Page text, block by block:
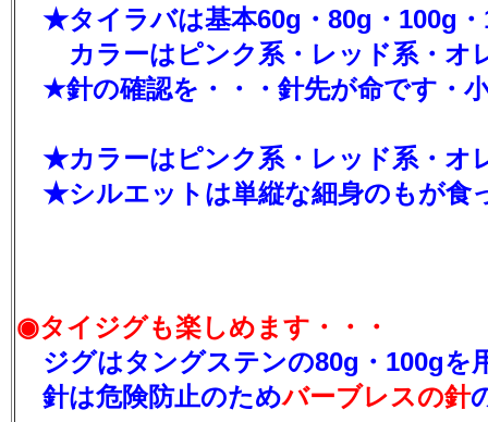
★タイラバは基本60g・80g・100g
カラーはピンク系・レッド系・オ
★針の確認を・・・針先が命です・
★カラーはピンク系・レッド系・オ
★シルエットは単縦な細身のもが食
◉タイジグも楽しめます・・・
ジグはタングステンの80g・100gを
針は危険防止のためバーブレスの針